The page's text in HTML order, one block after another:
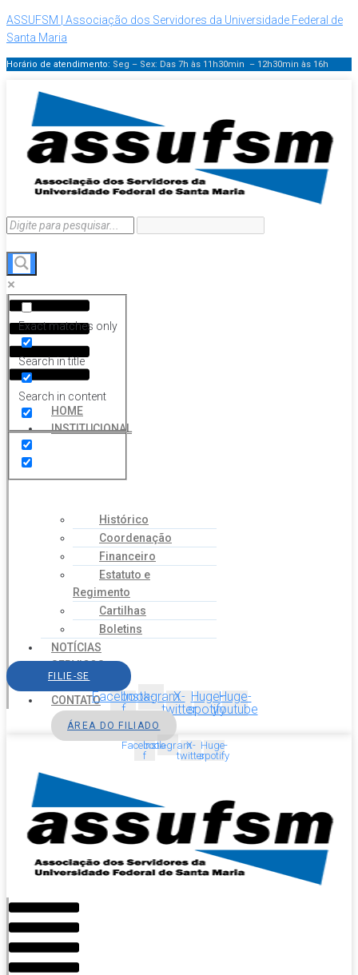
ASSUFSM | Associação dos Servidores da Universidade Federal de
Santa Maria
Horário de atendimento: Seg – Sex: Das 7h às 11h30min – 12h30min às 16h
Exact matches only
Search in title
Search in content
Menu
HOME
INSTITUCIONAL
Histórico
Coordenação
Financeiro
Estatuto e
Regimento
Cartilhas
Boletins
NOTÍCIAS
SERVIÇOS
AGENDA
CONTATO
FILIE-SE
Facebook-
f
InstagramX-
twitter
Huge-
spotify
Huge-
youtube
ÁREA DO FILIADO
Facebook-
f
InstagramX-
twitter
Huge-
spotify
Menu